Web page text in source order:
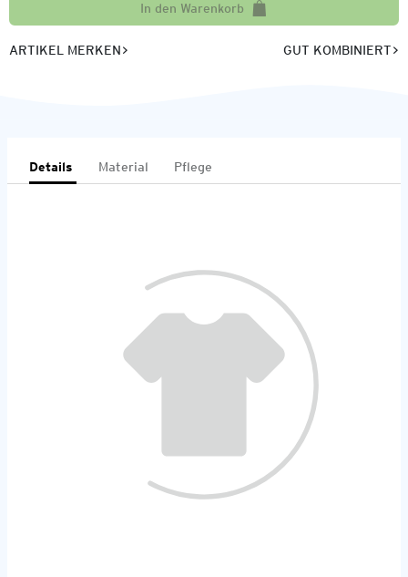
In den Warenkorb
ARTIKEL MERKEN GUT KOMBINIERT
Details Material Pflege